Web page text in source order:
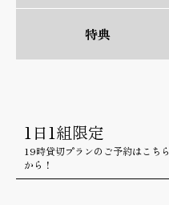
特典
1日1組限定
19時貸切プランのご予約はこちら
から！